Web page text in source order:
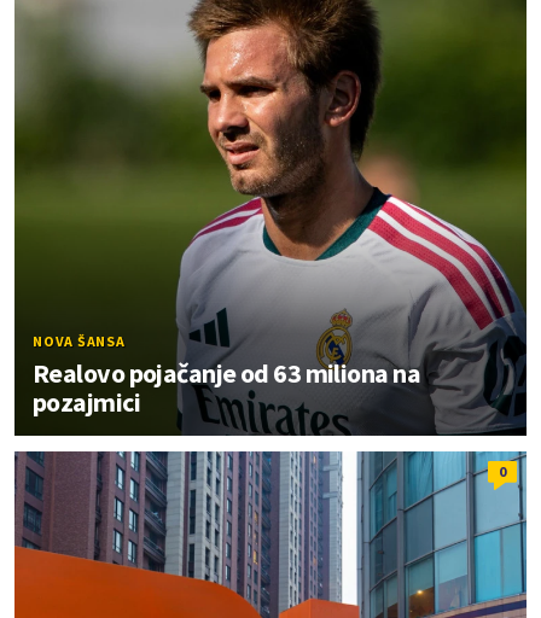
NOVA ŠANSA
Realovo pojačanje od 63 miliona na
pozajmici
0